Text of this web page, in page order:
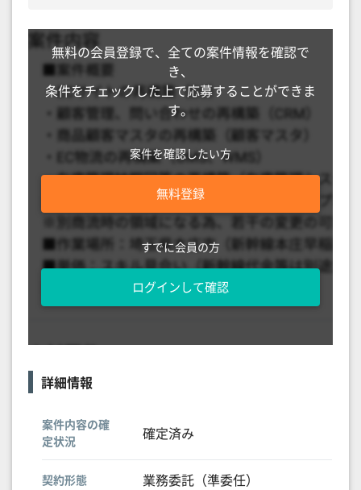
無料の会員登録で、全ての案件情報を確認で
き、
条件をチェックした上で応募することができま
す。
案件を確認したい方
無料登録
すでに会員の方
ログインして確認
詳細情報
案件内容の確
定状況
確定済み
契約形態 業務委託（準委任）